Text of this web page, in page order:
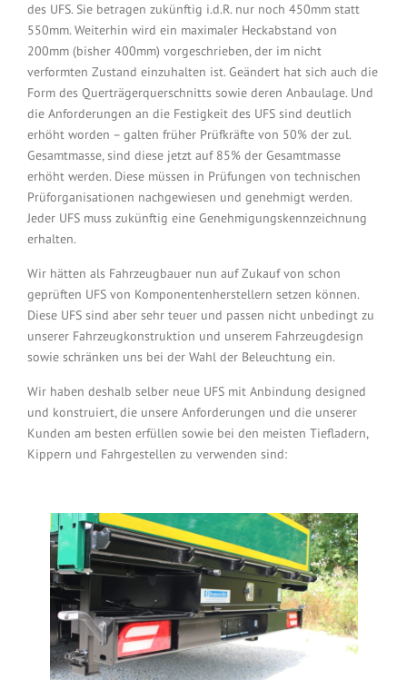
des UFS. Sie betragen zukünftig i.d.R. nur noch 450mm statt
550mm. Weiterhin wird ein maximaler Heckabstand von
200mm (bisher 400mm) vorgeschrieben, der im nicht
verformten Zustand einzuhalten ist. Geändert hat sich auch die
Form des Querträgerquerschnitts sowie deren Anbaulage. Und
die Anforderungen an die Festigkeit des UFS sind deutlich
erhöht worden – galten früher Prüfkräfte von 50% der zul.
Gesamtmasse, sind diese jetzt auf 85% der Gesamtmasse
erhöht werden. Diese müssen in Prüfungen von technischen
Prüforganisationen nachgewiesen und genehmigt werden.
Jeder UFS muss zukünftig eine Genehmigungskennzeichnung
erhalten.
Wir hätten als Fahrzeugbauer nun auf Zukauf von schon
geprüften UFS von Komponentenherstellern setzen können.
Diese UFS sind aber sehr teuer und passen nicht unbedingt zu
unserer Fahrzeugkonstruktion und unserem Fahrzeugdesign
sowie schränken uns bei der Wahl der Beleuchtung ein.
Wir haben deshalb selber neue UFS mit Anbindung designed
und konstruiert, die unsere Anforderungen und die unserer
Kunden am besten erfüllen sowie bei den meisten Tiefladern,
Kippern und Fahrgestellen zu verwenden sind: